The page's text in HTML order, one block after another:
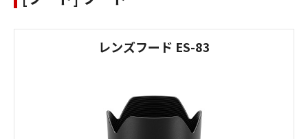
レンズフード ES-83